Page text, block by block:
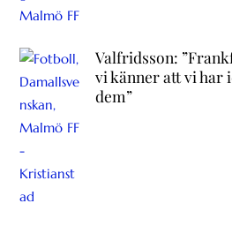
Valfridsson:
vi känner att vi har
dem”